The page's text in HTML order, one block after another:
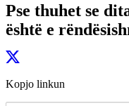
Pse thuhet se
është e
Kopjo linkun